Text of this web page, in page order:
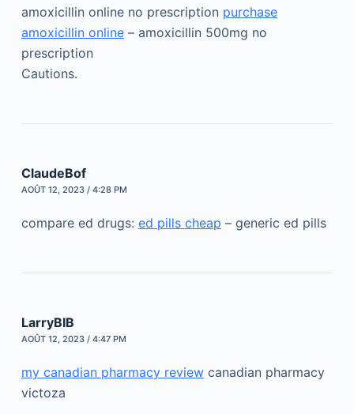
amoxicillin online no prescription purchase
amoxicillin online– amoxicillin 500mg no
prescription
Cautions.
ClaudeBof
AOÛT 12, 2023 / 4:28 PM
compare ed drugs: ed pills cheap – generic ed pills
LarryBIB
AOÛT 12, 2023 / 4:47 PM
my canadian pharmacy reviewcanadian pharmacy
victoza